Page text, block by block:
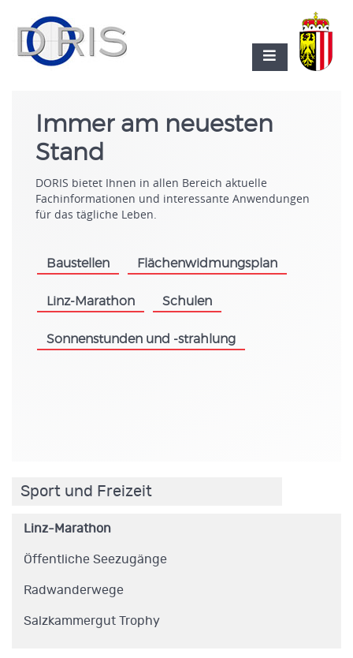
Immer am neuesten
Stand
DORIS bietet Ihnen in allen Bereich aktuelle
Fachinformationen und interessante Anwendungen
für das tägliche Leben.
Baustellen Flächenwidmungsplan
Linz-Marathon Schulen
Sonnenstunden und -strahlung
Sport und Freizeit
Linz-Marathon
Öffentliche Seezugänge
Radwanderwege
Salzkammergut Trophy